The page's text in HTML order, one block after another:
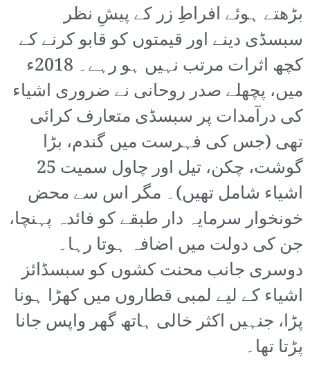
بڑھتے ہوئے افراطِ زر کے پیشِ نظر
سبسڈی دینے اور قیمتوں کو قابو کرنے کے
کچھ اثرات مرتب نہیں ہو رہے۔ 2018ء
میں، پچھلے صدر روحانی نے ضروری اشیاء
کی درآمدات پر سبسڈی متعارف کرائی
تھی (جس کی فہرست میں گندم، بڑا
گوشت، چکن، تیل اور چاول سمیت 25
اشیاء شامل تھیں)۔ مگر اس سے محض
خونخوار سرمایہ دار طبقے کو فائدہ پہنچا،
جن کی دولت میں اضافہ ہوتا رہا۔
دوسری جانب محنت کشوں کو سبسڈائز
اشیاء کے لیے لمبی قطاروں میں کھڑا ہونا
پڑا، جنہیں اکثر خالی ہاتھ گھر واپس جانا
پڑتا تھا۔